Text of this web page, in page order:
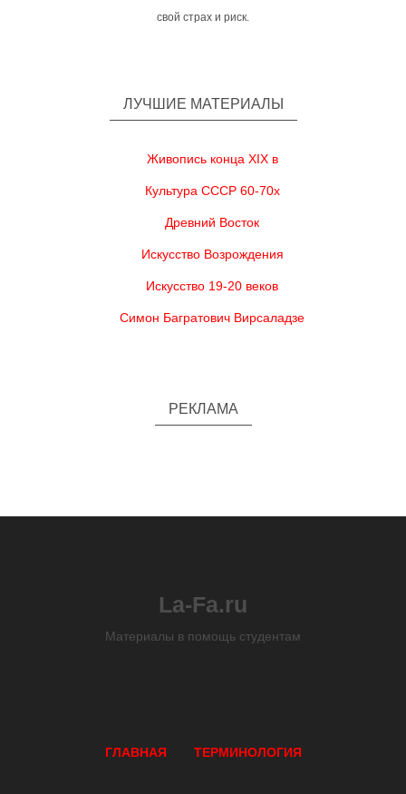
свой страх и риск.
ЛУЧШИЕ МАТЕРИАЛЫ
Живопись конца XIX в
Культура СССР 60-70х
Древний Восток
Искусство Возрождения
Искусство 19-20 веков
Симон Багратович Вирсаладзе
РЕКЛАМА
La-Fa.ru
Материалы в помощь студентам
ГЛАВНАЯ ТЕРМИНОЛОГИЯ